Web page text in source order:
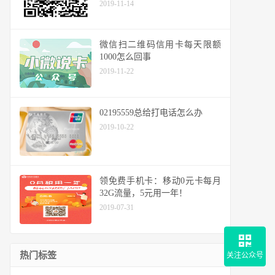
2019-11-14
微信扫二维码信用卡每天限额
1000怎么回事
2019-11-22
02195559总给打电话怎么办
2019-10-22
领免费手机卡：移动0元卡每月
32G流量，5元用一年！
2019-07-31
热门标签 关注公众号